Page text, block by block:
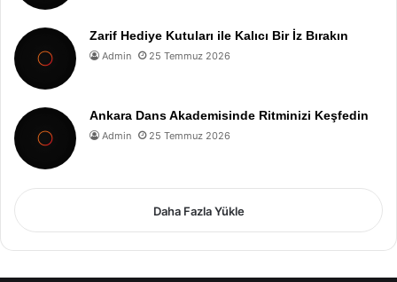
Zarif Hediye Kutuları ile Kalıcı Bir İz Bırakın
Admin 25 Temmuz 2026
Ankara Dans Akademisinde Ritminizi Keşfedin
Admin 25 Temmuz 2026
Daha Fazla Yükle